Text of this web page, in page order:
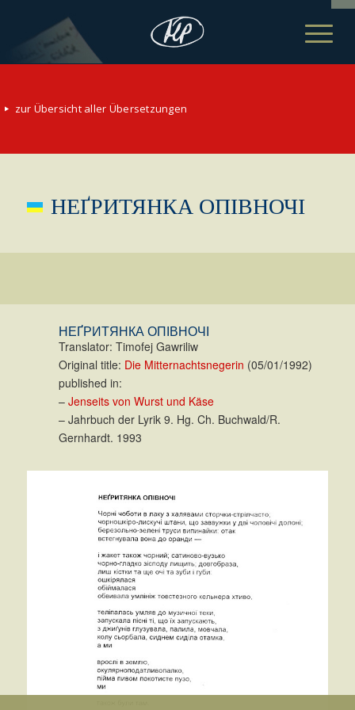
zur Übersicht aller Übersetzungen
НЕҐРИТЯНКА ОПІВНОЧІ
НЕҐРИТЯНКА ОПІВНОЧІ
Translator: Timofej Gawriliw
Original title: Die Mitternachtsnegerin (05/01/1992)
published in:
– Jenseits von Wurst und Käse
– Jahrbuch der Lyrik 9. Hg. Ch. Buchwald/R.
Gernhardt. 1993